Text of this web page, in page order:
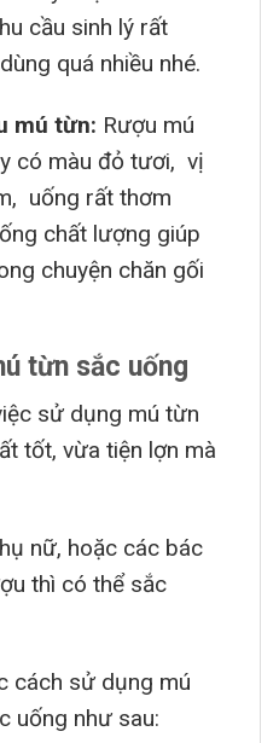
cầu sinh lý rất
quá nhiều nhé.
mú từn: Rượu mú
có màu đỏ tươi, vị
uống rất thơm
chất lượng giúp
chuyện chăn gối
từn sắc uống
sử dụng mú từn
tốt, vừa tiện lợn mà
nữ, hoặc các bác
thì có thể sắc
cách sử dụng mú
uống như sau: